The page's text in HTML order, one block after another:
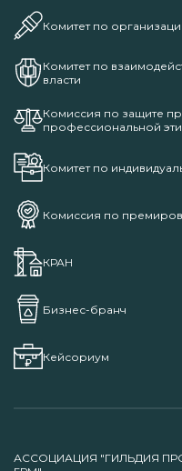
Комитет по
Комитет по
власти
Комиссия по защите
профессиональной
Комитет по
Комиссия по
КРАН
Бизнес-бранч
Кейсориум
АССОЦИАЦИЯ "ГИЛЬДИЯ